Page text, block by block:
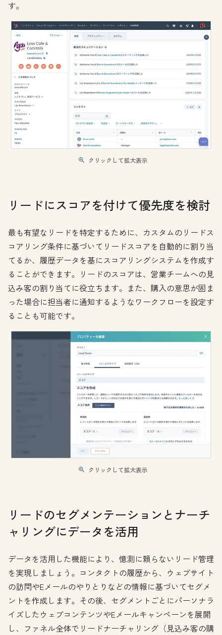
す。
クリックして拡大表示
リードにスコアを付けて優先度を検討
最も有望なリードを特定するために、カスタムのリードス
コアリング条件に基づいてリードスコアを自動的に割り当
てるか、履歴データを基にスコアリングシステムを作成す
ることができます。リードのスコアは、営業チームへの見
込み客の割り当てに役立ちます。また、購入の意思が固ま
った場合に担当者に通知するようなワークフローを設定す
ることも可能です。
クリックして拡大表示
リードのセグメンテーションとナーチ
ャリングにデータを活用
データを活用した機能により、憶測に頼らないリード管理
を実現しましょう。コンタクトの履歴から、ウェブサイト
の訪問やEメールのやりとりなどの情報に基づいてセグメ
ントを作成します。その後、セグメントごとにパーソナラ
イズしたウェブコンテンツやEメールキャンペーンを展開
し、ファネル全体でリードナーチャリング（見込み客の購